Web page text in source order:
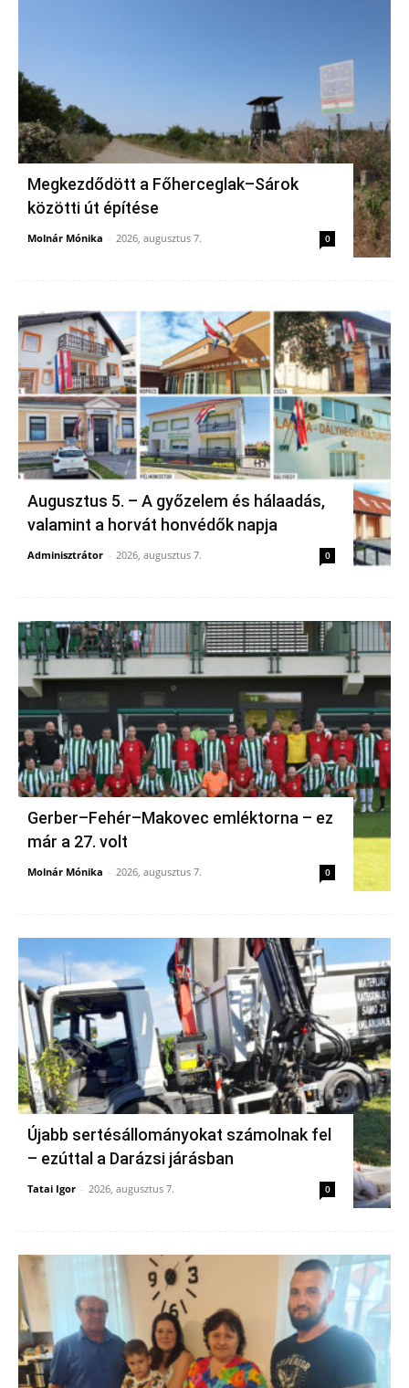
Megkezdődött a Főherceglak–Sárok
közötti út építése
Molnár Mónika - 2026, augusztus 7. 0
Augusztus 5. – A győzelem és hálaadás,
valamint a horvát honvédők napja
Adminisztrátor - 2026, augusztus 7. 0
Gerber–Fehér–Makovec emléktorna – ez
már a 27. volt
Molnár Mónika - 2026, augusztus 7. 0
Újabb sertésállományokat számolnak fel
– ezúttal a Darázsi járásban
Tatai Igor - 2026, augusztus 7. 0